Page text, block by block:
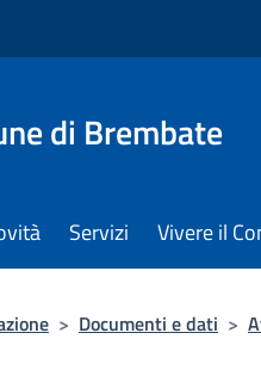
di Brembate
Servizi Vivere il
> Documenti e dati >